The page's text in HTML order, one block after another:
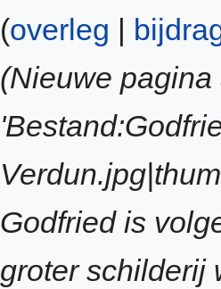
(overleg
(Nieuwe
Godfried is
groter schilderij